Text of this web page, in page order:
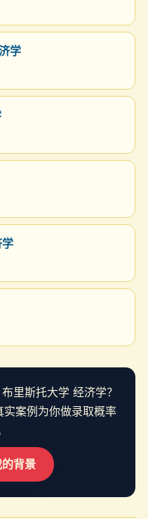
学
里斯托大学 经济学？
案例为你做录取概率
背景